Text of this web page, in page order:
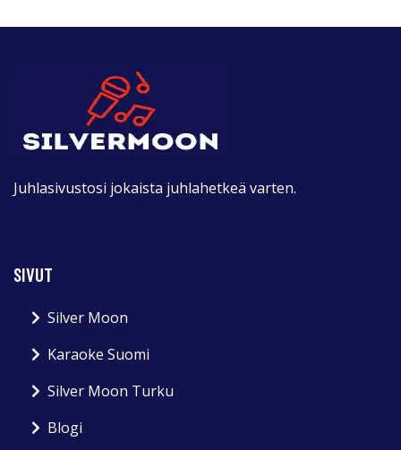
Juhlasivustosi jokaista juhlahetkeä varten.
SIVUT
Silver Moon
Karaoke Suomi
Silver Moon Turku
Blogi